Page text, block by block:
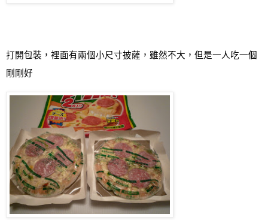
打開包裝，裡面有兩個小尺寸披薩，雖然不大，但是一人吃一個
剛剛好